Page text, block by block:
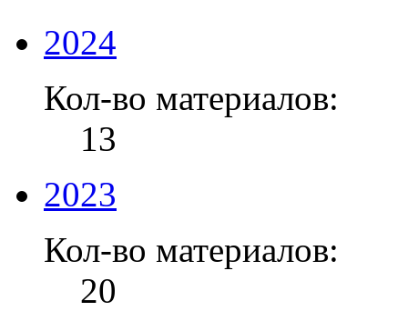
2024
Кол-во материалов:
13
2023
Кол-во материалов:
20